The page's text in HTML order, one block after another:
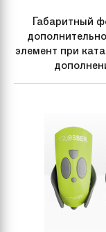
Габаритный
элемент при